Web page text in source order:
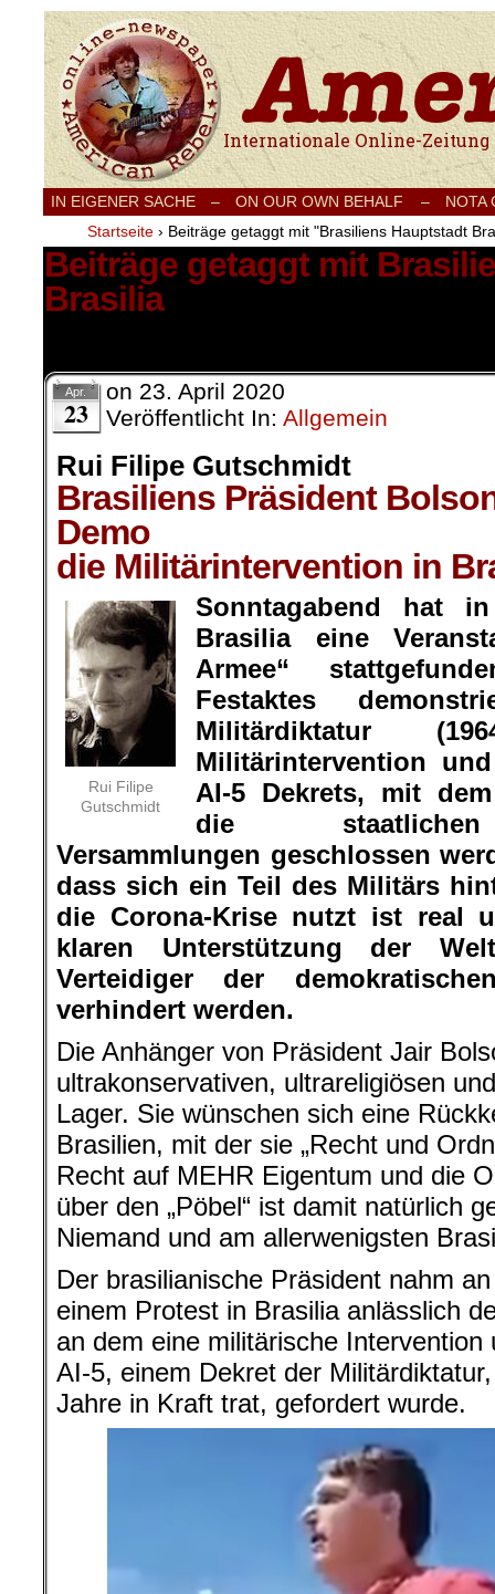
Internationale Onlinezeitung für Frieden,
IN EIGENER SACHE – ON OUR OWN BEHALF –
NOTA
Startseite › Beiträge getaggt mit "Brasiliens Hauptstadt
Beiträge getaggt mit
Brasilia
Apr.
23
on 23. April 2020
Veröffentlicht In: Allgemein
Rui Filipe Gutschmidt
Brasiliens Präsident
Demo
die Militärintervention in
Rui Filipe
Gutschmidt
Sonntagabend hat
Brasilia eine
Armee“
Festaktes
Militärdiktatur
Militärintervention
AI-5 Dekrets, mit
die staatlichen
Versammlungen geschlossen
dass sich ein Teil des Militärs
die Corona-Krise nutzt ist real
klaren Unterstützung der
Verteidiger der
verhindert werden.
Die Anhänger von Präsident Jair
ultrakonservativen, ultrareligiösen
Lager. Sie wünschen sich eine
Brasilien, mit der sie „Recht und
Recht auf MEHR Eigentum und die
über den „Pöbel“ ist damit natürlich
Niemand und am allerwenigsten
Der brasilianische Präsident nahm
einem Protest in Brasilia anlässlich
an dem eine militärische
AI-5, einem Dekret der
Jahre in Kraft trat, gefordert wurde.